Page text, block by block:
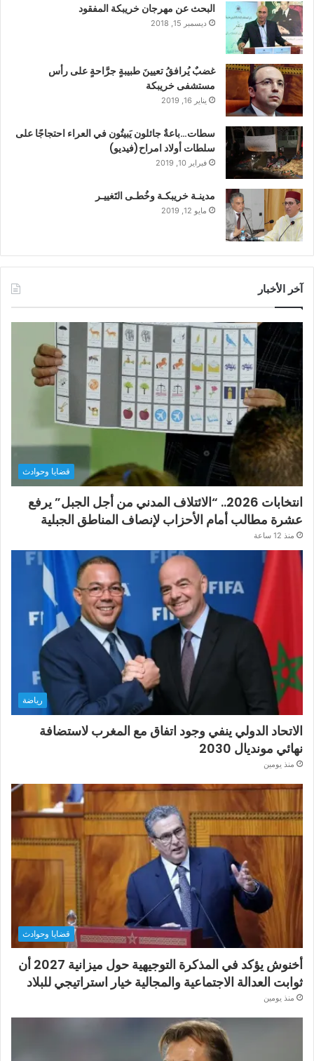
البحث عن مهرجان خريبكة المفقود
ديسمبر 15, 2018
غضبٌ يُرافقُ تعيينَ طبيبةٍ جرَّاحةٍ على رأس
مستشفى خريبكة
يناير 16, 2019
سطات…باعةٌ جائلون يَبيتُون في العراء احتجاجًا على
سلطات أولاد امراح(فيديو)
فبراير 10, 2019
مدينـة خريبكـة وخُطـى التَغييـر
مايو 12, 2019
آخر الأخبار
قضايا وحوادث
انتخابات 2026.. “الائتلاف المدني من أجل الجبل” يرفع
عشرة مطالب أمام الأحزاب لإنصاف المناطق الجبلية
منذ 12 ساعة
رياضة
الاتحاد الدولي ينفي وجود اتفاق مع المغرب لاستضافة
نهائي مونديال 2030
منذ يومين
قضايا وحوادث
أخنوش يؤكد في المذكرة التوجيهية حول ميزانية 2027 أن
ثوابت العدالة الاجتماعية والمجالية خيار استراتيجي للبلاد
منذ يومين